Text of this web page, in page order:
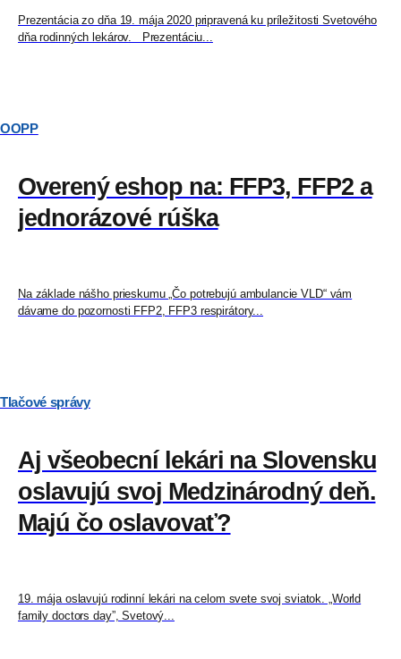
Prezentácia zo dňa 19. mája 2020 pripravená ku príležitosti Svetového
dňa rodinných lekárov. Prezentáciu...
OOPP
Overený eshop na: FFP3, FFP2 a
jednorázové rúška
Na základe nášho prieskumu „Čo potrebujú ambulancie VLD“ vám
dávame do pozornosti FFP2, FFP3 respirátory...
Tlačové správy
Aj všeobecní lekári na Slovensku
oslavujú svoj Medzinárodný deň.
Majú čo oslavovať?
19. mája oslavujú rodinní lekári na celom svete svoj sviatok. „World
family doctors day”, Svetový...